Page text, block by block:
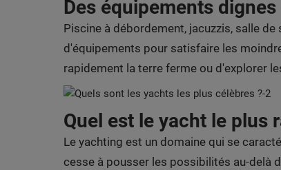
Des équipements
Piscine à débordement, jacuzzis, salle
d'équipements pour satisfaire les
rapidement la terre ferme ou d'explorer
Quel est le yacht le plus
Le yachting est un domaine qui se
cesse à pousser les possibilités au-delà